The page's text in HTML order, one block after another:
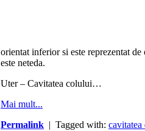
orientat inferior si este reprezentat
este neteda.
Uter – Cavitatea colului…
Mai mult...
Permalink | Tagged with: